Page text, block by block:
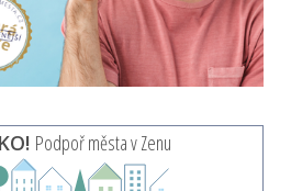
Podpoř města v Zenu